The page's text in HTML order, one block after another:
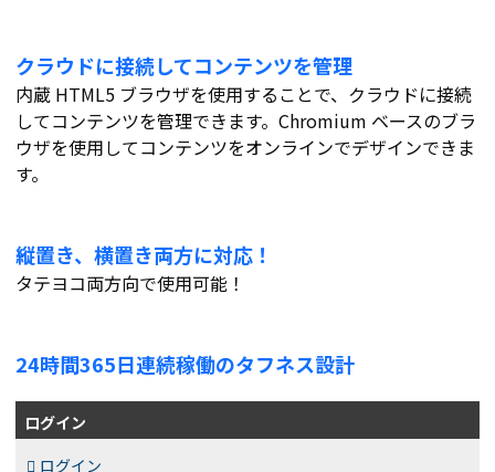
クラウドに接続してコンテンツを管理
内蔵 HTML5 ブラウザを使用することで、クラウドに接続
してコンテンツを管理できます。Chromium ベースのブラ
ウザを使用してコンテンツをオンラインでデザインできま
す。
縦置き、横置き両方に対応！
タテヨコ両方向で使用可能！
24時間365日連続稼働のタフネス設計
ログイン
ログイン